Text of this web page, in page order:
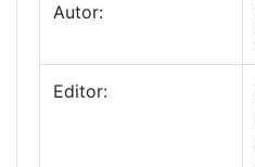
Autor:
Editor: